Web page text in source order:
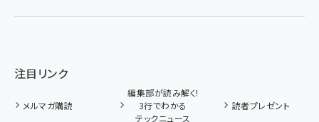
注目リンク
メルマガ購読
編集部が読み解く!
3行でわかる
テックニュース
読者プレゼント